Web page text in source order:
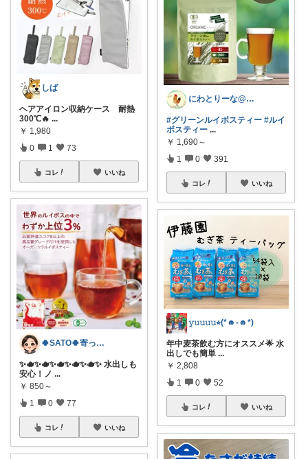
しば
ヘアアイロン収納ケース 耐熱
300℃🔥 ...
￥ 1,980
0 1 73
コレ いいね
🍀SATO🍀寄って、見てらっしゃい！
​✨🫖✨🫖✨🫖✨🫖✨🫖✨ 水出しも
安心！ノ ...
￥ 850～
1 0 77
コレ いいね
にわとりーな@皆様に感謝
#グリーンルイボスティー #ルイ
ボスティー ...
￥ 1,690～
1 0 391
コレ いいね
𝚢𝚞𝚞𝚞𝚞⭐︎(*☻-☻*)
年中麦茶飲む方にオススメ🌟 水
出しでも簡単 ...
￥ 2,808
1 0 52
コレ いいね